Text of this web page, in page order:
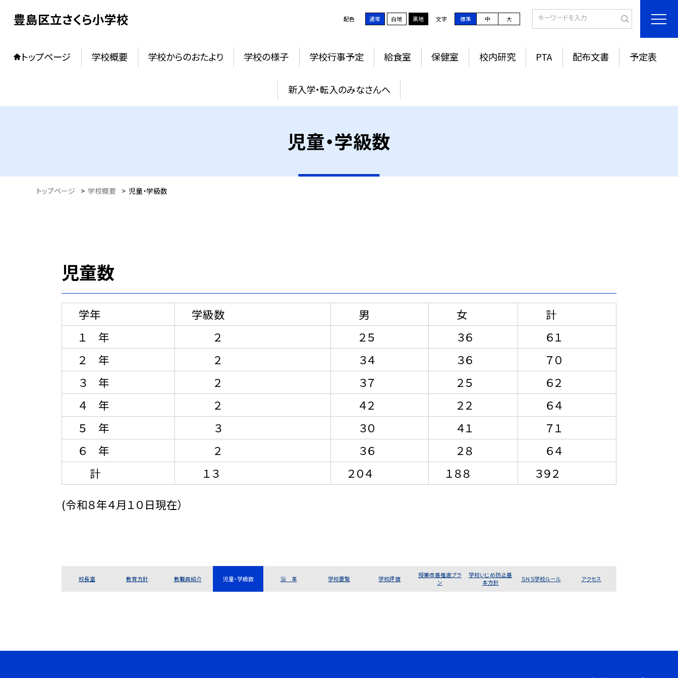
豊島区立さくら小学校 配色 通常 白地 黒地 文字 標準 中 大
トップページ 学校概要 学校からのおたより 学校の様子 学校行事予定 給食室 保健室 校内研究 PTA 配布文書 予定表
新入学・転入のみなさんへ
児童・学級数
トップページ > 学校概要 > 児童・学級数
児童数
学年 学級数 男 女
計
１ 年
２ ２５ ３６
６１
２ 年
２ ３４ ３６
７０
３ 年
２ ３７ ２５
６２
４ 年
２ ４２ ２２
６４
５ 年
３ ３０ ４１
７１
６ 年
２ ３６ ２８
６４
計
１３ ２０４ １８８ ３９２
(令和８年４月１０日現在）
校長室 教育方針 教職員紹介 児童・学級数 沿 革 学校要覧 学校評価
授業改善推進プラ
ン
学校いじめ防止基
本方針
ＳＮＳ学校ルール アクセス